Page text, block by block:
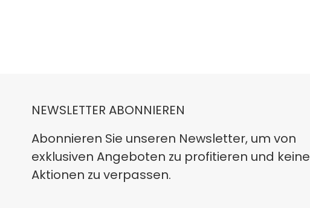
NEWSLETTER ABONNIEREN
Abonnieren Sie unseren Newsletter, um von
exklusiven Angeboten zu profitieren und keine
Aktionen zu verpassen.